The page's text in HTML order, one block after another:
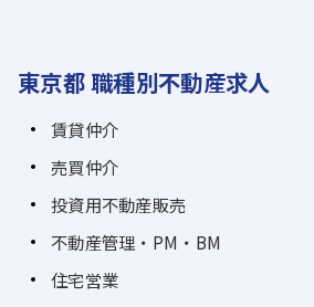
東京都 職種別不動産求人
賃貸仲介
売買仲介
投資用不動産販売
不動産管理・PM・BM
住宅営業